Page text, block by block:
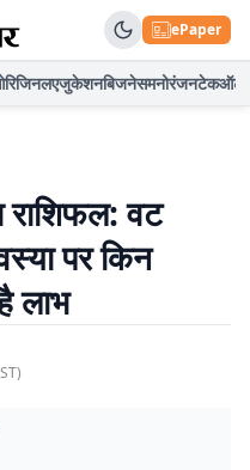
ePaper
एजुकेशनबिजनेसमनोरंजनटेकऑटो
वट
पर किन
लाभ